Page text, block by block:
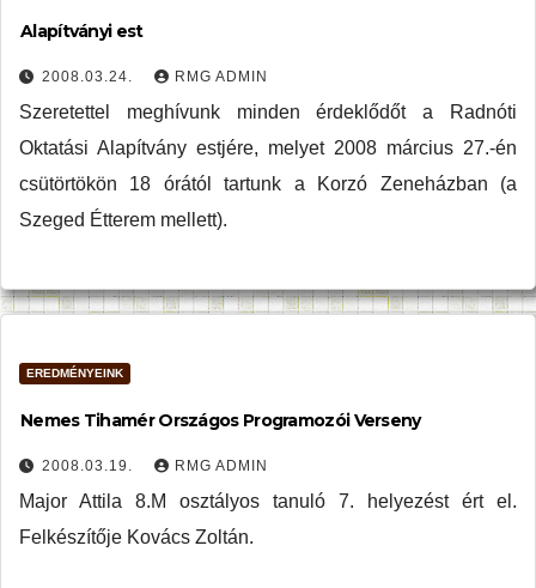
Alapítványi est
2008.03.24. RMG ADMIN
Szeretettel meghívunk minden érdeklődőt a Radnóti
Oktatási Alapítvány estjére, melyet 2008 március 27.-én
csütörtökön 18 órától tartunk a Korzó Zeneházban (a
Szeged Étterem mellett).
EREDMÉNYEINK
Nemes Tihamér Országos Programozói Verseny
2008.03.19. RMG ADMIN
Major Attila 8.M osztályos tanuló 7. helyezést ért el.
Felkészítője Kovács Zoltán.